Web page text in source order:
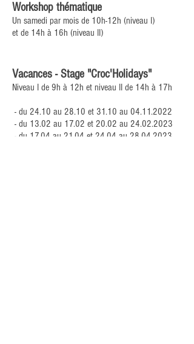
Workshop thématique
Un samedi par mois de 10h-12h (niveau I)
et de 14h à 16h (niveau II)
Vacances - Stage "Croc'Holidays"
Niveau I de 9h à 12h et niveau II de 14h à 17h
- du 24.10 au 28.10 et 31.10 au 04.11.2022
- du 13.02 au 17.02 et 20.02 au 24.02.2023
- du 17.04 au 21.04 et 24.04 au 28.04.2023